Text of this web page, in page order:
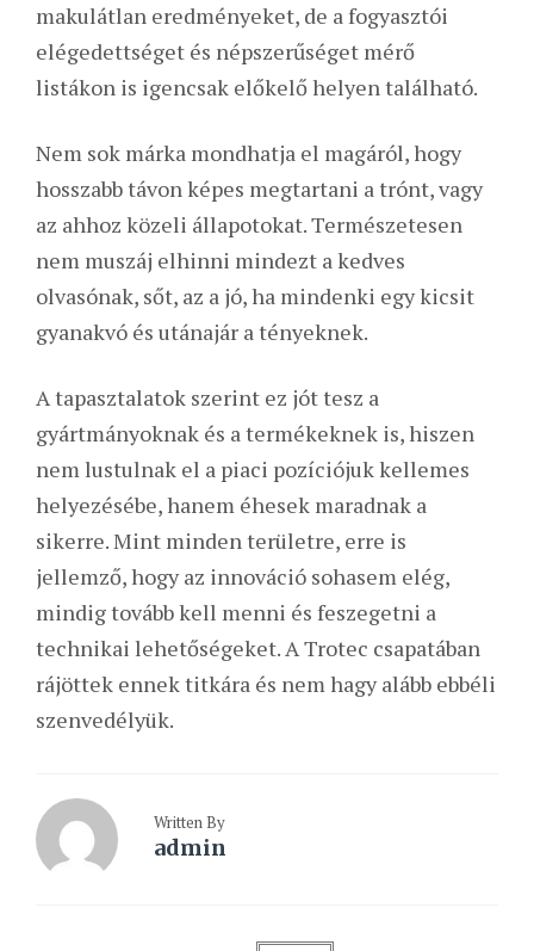
makulátlan eredményeket, de a fogyasztói
elégedettséget és népszerűséget mérő
listákon is igencsak előkelő helyen található.
Nem sok márka mondhatja el magáról, hogy
hosszabb távon képes megtartani a trónt, vagy
az ahhoz közeli állapotokat. Természetesen
nem muszáj elhinni mindezt a kedves
olvasónak, sőt, az a jó, ha mindenki egy kicsit
gyanakvó és utánajár a tényeknek.
A tapasztalatok szerint ez jót tesz a
gyártmányoknak és a termékeknek is, hiszen
nem lustulnak el a piaci pozíciójuk kellemes
helyezésébe, hanem éhesek maradnak a
sikerre. Mint minden területre, erre is
jellemző, hogy az innováció sohasem elég,
mindig tovább kell menni és feszegetni a
technikai lehetőségeket. A Trotec csapatában
rájöttek ennek titkára és nem hagy alább ebbéli
szenvedélyük.
Written By
admin